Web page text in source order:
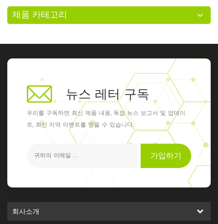
터 승인과 칭찬을 얻었습니다. 언제나
처럼 모든 친구, 고객, 파트너, 공급 업
체 및 손님의 지원과 신뢰에 대단히
제품 카테고리
뉴스 레터 구독
우리를 구독하면 최신 제품 내용, 독점 뉴스 보고서 및 업데이
트, 최신 지역 이벤트를 얻을 수 있습니다.
가입하기
회사소개